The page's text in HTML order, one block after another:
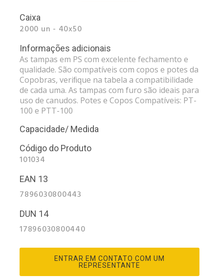
Caixa
2000 un - 40x50
Informações adicionais
As tampas em PS com excelente fechamento e
qualidade. São compatíveis com copos e potes da
Copobras, veriﬁque na tabela a compatibilidade
de cada uma. As tampas com furo são ideais para
uso de canudos. Potes e Copos Compatíveis: PT-
100 e PTT-100
Capacidade/ Medida
Código do Produto
101034
EAN 13
7896030800443
DUN 14
17896030800440
ENTRAR EM CONTATO COM UM
REPRESENTANTE